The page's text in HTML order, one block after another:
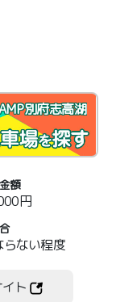
別府志高湖
額
円
らない程度
ト